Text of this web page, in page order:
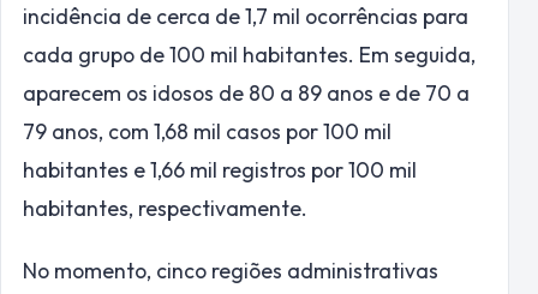
incidência de cerca de 1,7 mil ocorrências para
cada grupo de 100 mil habitantes. Em seguida,
aparecem os idosos de 80 a 89 anos e de 70 a
79 anos, com 1,68 mil casos por 100 mil
habitantes e 1,66 mil registros por 100 mil
habitantes, respectivamente.
No momento, cinco regiões administrativas